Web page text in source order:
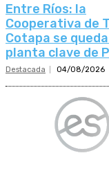
Entre Ríos: la
Cooperativa de
Cotapa se
planta clave de
Destacada 04/08/2026